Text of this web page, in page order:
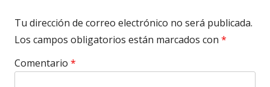
Tu dirección de correo electrónico no será publicada.
Los campos obligatorios están marcados con *
Comentario *